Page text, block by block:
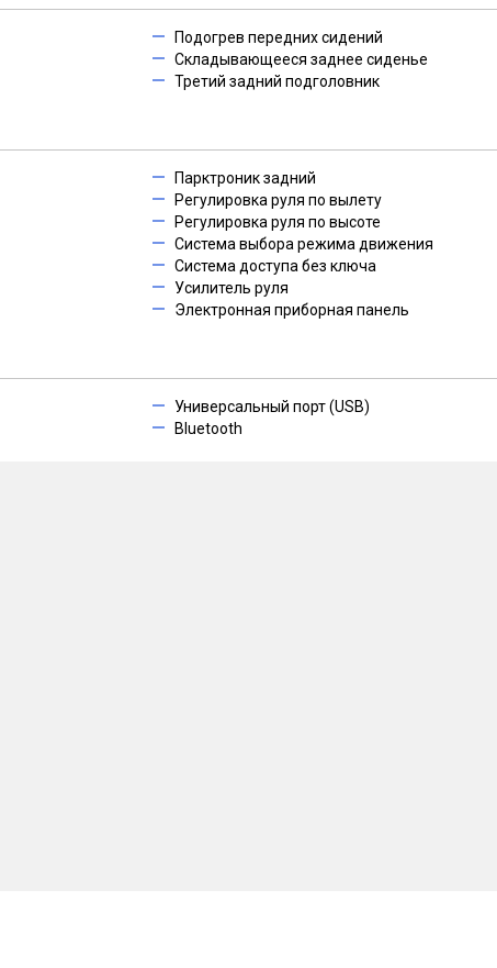
Подогрев передних сидений
Складывающееся заднее сиденье
Третий задний подголовник
Парктроник задний
Регулировка руля по вылету
Регулировка руля по высоте
Система выбора режима движения
Система доступа без ключа
Усилитель руля
Электронная приборная панель
Универсальный порт (USB)
Bluetooth